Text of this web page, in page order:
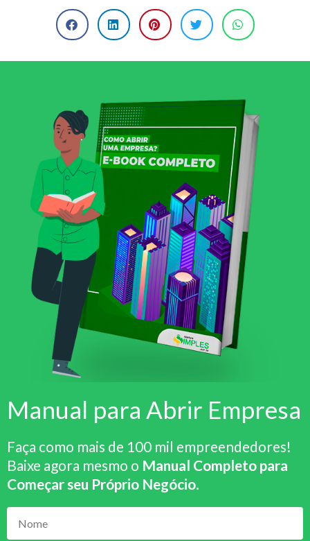
Manual para Abrir Empresa
Faça como mais de 100 mil empreendedores!
Baixe agora mesmo o Manual Completo para
Começar seu Próprio Negócio.